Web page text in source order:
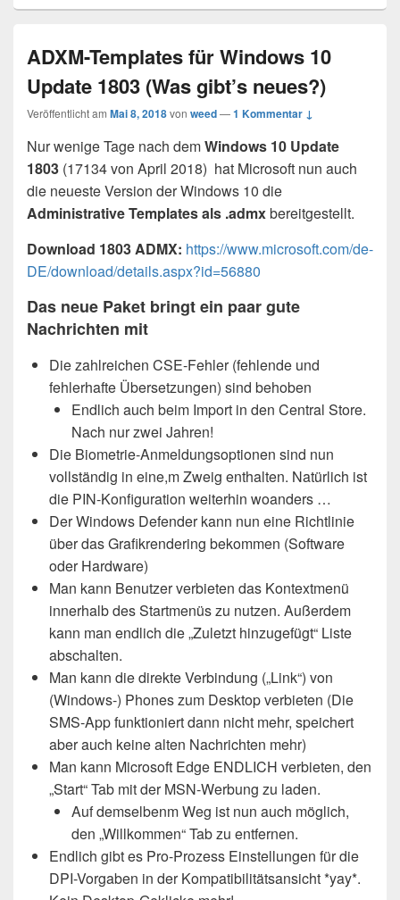
ADXM-Templates für Windows 10
Update 1803 (Was gibt’s neues?)
Veröffentlicht am Mai 8, 2018von weed—1 Kommentar ↓
Nur wenige Tage nach demWindows 10 Update
1803 (17134 von April 2018) hat Microsoft nun auch
die neueste Version der Windows 10 die
Administrative Templates als .admxbereitgestellt.
Download 1803 ADMX: https://www.microsoft.com/de-
DE/download/details.aspx?id=56880
Das neue Paket bringt ein paar gute
Nachrichten mit
Die zahlreichen CSE-Fehler (fehlende und
fehlerhafte Übersetzungen) sind behoben
Endlich auch beim Import in den Central Store.
Nach nur zwei Jahren!
Die Biometrie-Anmeldungsoptionen sind nun
vollständig in eine,m Zweig enthalten. Natürlich ist
die PIN-Konfiguration weiterhin woanders …
Der Windows Defender kann nun eine Richtlinie
über das Grafikrendering bekommen (Software
oder Hardware)
Man kann Benutzer verbieten das Kontextmenü
innerhalb des Startmenüs zu nutzen. Außerdem
kann man endlich die „Zuletzt hinzugefügt“ Liste
abschalten.
Man kann die direkte Verbindung („Link“) von
(Windows-) Phones zum Desktop verbieten (Die
SMS-App funktioniert dann nicht mehr, speichert
aber auch keine alten Nachrichten mehr)
Man kann Microsoft Edge ENDLICH verbieten, den
„Start“ Tab mit der MSN-Werbung zu laden.
Auf demselbenm Weg ist nun auch möglich,
den „Willkommen“ Tab zu entfernen.
Endlich gibt es Pro-Prozess Einstellungen für die
DPI-Vorgaben in der Kompatibilitätsansicht *yay*.